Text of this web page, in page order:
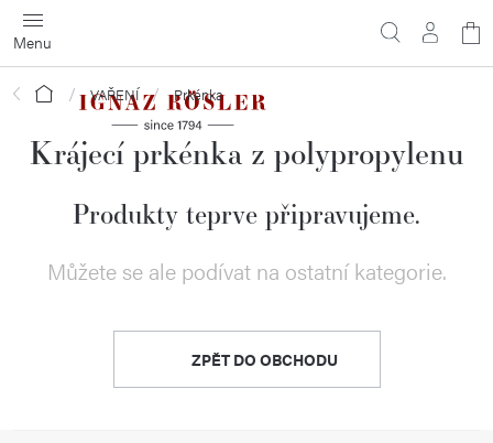
Přejít
na
obsah
Domů VAŘENÍ Prkénka
Krájecí prkénka z polypropylenu
Produkty teprve připravujeme.
Můžete se ale podívat na ostatní kategorie.
ZPĚT DO OBCHODU